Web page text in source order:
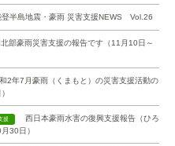
登半島地震・豪雨 災害支援NEWS Vol.26
北部豪雨災害支援の報告です（11月10日～
2年7月豪雨（くまもと）の災害支援活動の
援
西日本豪雨水害の復興支援報告（ひろ
30日）